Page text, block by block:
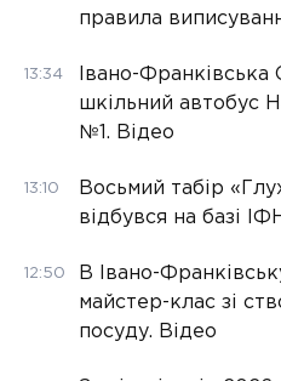
правила
13:34
Івано-
шкільний автобус
№1. Відео
13:10
Восьмий табір
відбувся на базі
12:50
В Івано-
майстер-клас зі
посуду. Відео